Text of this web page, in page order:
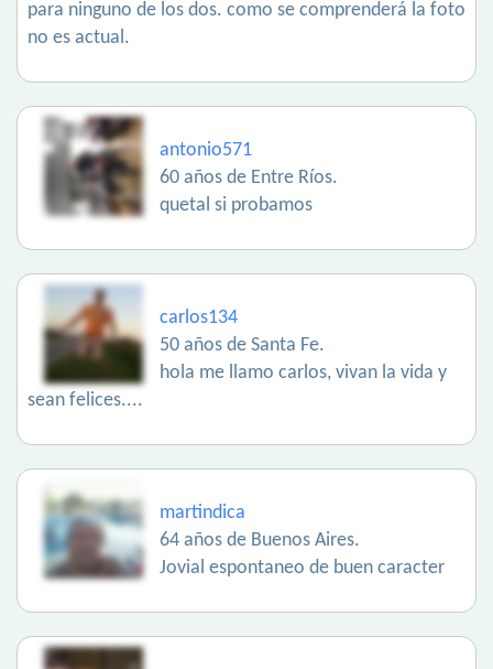
para ninguno de los dos. como se comprenderá la foto
no es actual.
antonio571
60 años de Entre Ríos.
quetal si probamos
carlos134
50 años de Santa Fe.
hola me llamo carlos, vivan la vida y
sean felices....
martindica
64 años de Buenos Aires.
Jovial espontaneo de buen caracter